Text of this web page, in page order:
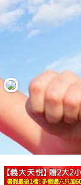
好康優惠
最新留言
商家合作
推薦景點